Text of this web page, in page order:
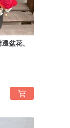
盆花、